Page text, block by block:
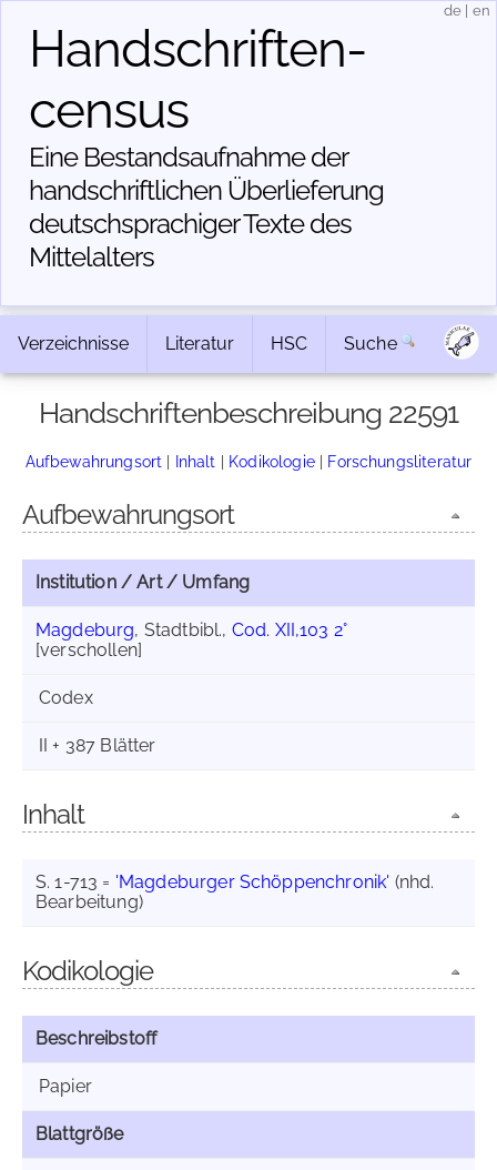
Handschriften­
census
Eine Bestandsaufnahme der
handschriftlichen Über­lieferung
deutschsprachiger Texte des
Mittelalters
de en
Verzeichnisse Literatur HSC Suche
Handschriftenbeschreibung 22591
Aufbewahrungsort | Inhalt | Kodikologie| Forschungsliteratur
Aufbewahrungsort
Institution / Art / Umfang
Magdeburg, Stadtbibl., Cod. XII,103 2°
[verschollen]
Codex
II + 387 Blätter
Inhalt
S. 1-713 = 'Magdeburger Schöppenchronik' (nhd.
Bearbeitung)
Kodikologie
Beschreibstoff
Papier
Blattgröße